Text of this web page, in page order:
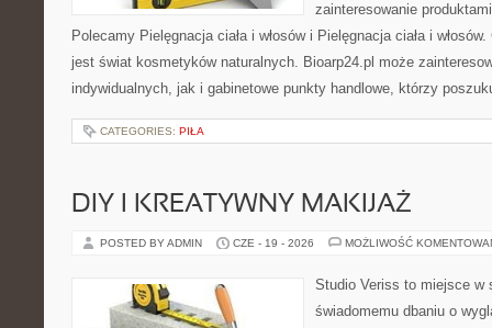
zainteresowanie
Polecamy Pielęgnacja ciała i włosów i Pielęgnacja ciała i
jest świat kosmetyków naturalnych. Bioarp24.pl może
indywidualnych, jak i gabinetowe punkty handlowe, którzy
CATEGORIES: PIŁA
DIY I KREATYWNY MAKIJAŻ
POSTED BY ADMIN CZE - 19 - 2026 MOŻLIWOŚĆ
Studio Veriss to miejsce w
świadomemu dbaniu o